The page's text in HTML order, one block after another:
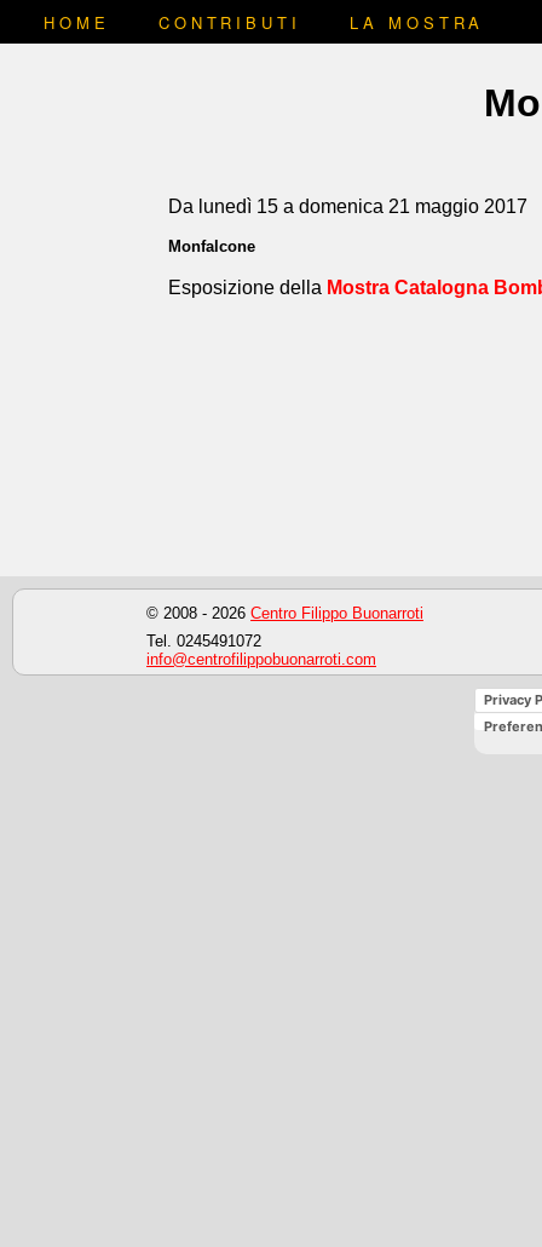
HOME CONTRIBUTI LA MOSTRA
Da lunedì 15 a domenica 21 maggio 2017
Monfalcone
Esposizione della Mostra Catalogna
© 2008 - 2026 Centro Filippo Buonarroti
Tel. 0245491072
info@centrofilippobuonarroti.com
Privacy